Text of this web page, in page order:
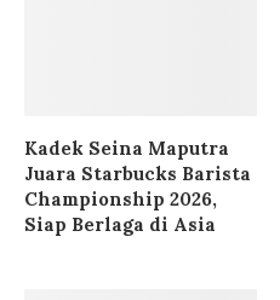
Kadek Seina Maputra
Juara Starbucks Barista
Championship 2026,
Siap Berlaga di Asia